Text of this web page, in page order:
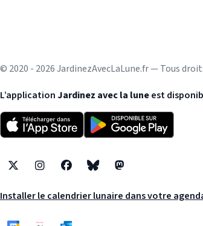
© 2020 - 2026 JardinezAvecLaLune.fr — Tous
L’application Jardinez avec la luneest
X InstagramFacebookBlueskyMastodon
Installer le calendrier lunaire dans votre